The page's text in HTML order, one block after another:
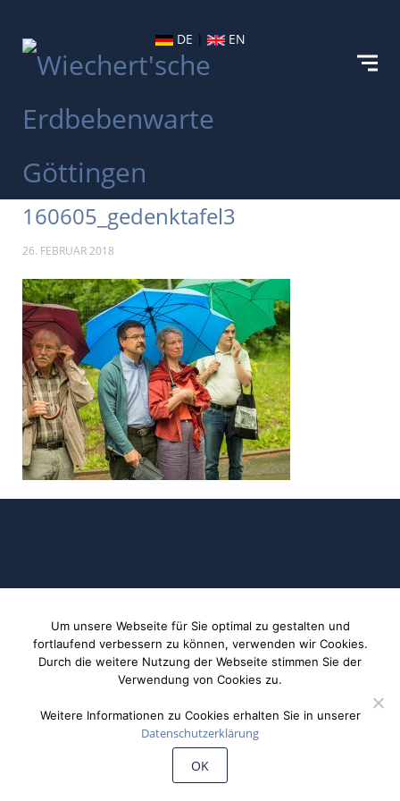
DE | EN
160605_gedenktafel3
26. FEBRUAR 2018
©Wiechert'sche Erdbebenwarte Göttingen
Um unsere Webseite für Sie optimal zu gestalten und
fortlaufend verbessern zu können, verwenden wir Cookies.
Durch die weitere Nutzung der Webseite stimmen Sie der
Verwendung von Cookies zu.
Weitere Informationen zu Cookies erhalten Sie in unserer
Datenschutzerklärung
OK